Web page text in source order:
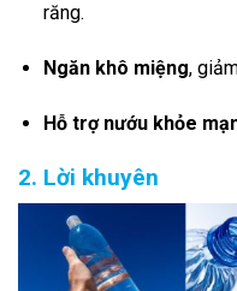
răng.
Ngăn khô miệng,
Hỗ trợ nướu khỏe
2. Lời khuyên